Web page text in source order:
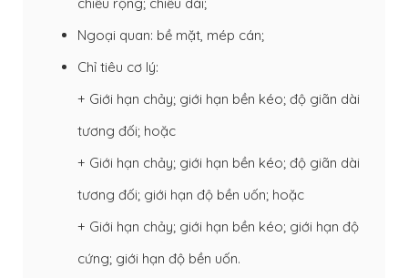
Ngoại quan: bề mặt, mép cán;
Chỉ tiêu cơ lý:
+ Giới hạn chảy; giới hạn bền kéo; độ giãn dài
tương đối; hoặc
+ Giới hạn chảy; giới hạn bền kéo; độ giãn dài
tương đối; giới hạn độ bền uốn; hoặc
+ Giới hạn chảy; giới hạn bền kéo; giới hạn độ
cứng; giới hạn độ bền uốn.